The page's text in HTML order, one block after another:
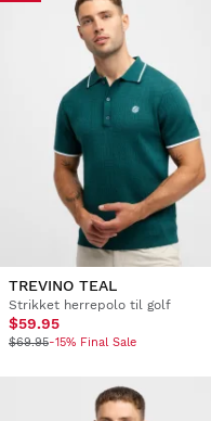
TREVINO TEAL
Strikket herrepolo til golf
$59.95
$69.95-15% Final Sale